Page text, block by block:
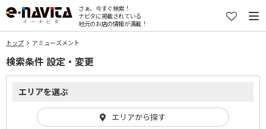
さぁ、今すぐ検索！
ナビタに掲載されている
地元のお店の情報が満載！
トップ アミューズメント
検索条件 設定・変更
エリアを選ぶ
エリアから探す